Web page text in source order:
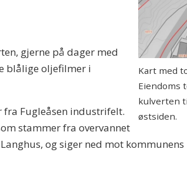
Kart med
Eiendoms
kulverten
østsiden.
gjerne på dager med
blålige oljefilmer i
fra Fugleåsen industrifelt.
stammer fra overvannet
og siger ned mot